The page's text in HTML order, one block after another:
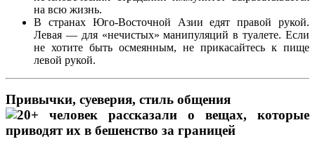
на всю жизнь.
В странах Юго-Восточной Азии едят правой рукой.
Левая — для «нечистых» манипуляций в туалете. Если
не хотите быть осмеянным, не прикасайтесь к пище
левой рукой.
Привычки, суеверия, стиль общения